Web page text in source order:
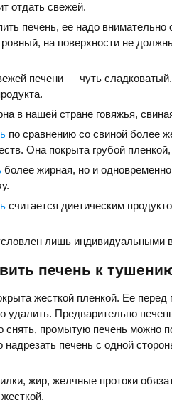
отдать свежей.
печень, ее надо
на поверхности не
печени — чуть
в нашей стране говяжья,
по сравнению со свиной более
Она покрыта грубой пленкой,
более жирная, но и
считается диетическим
лишь индивидуальными
печень к
жесткой пленкой. Ее
удалить. Предварительно
снять, промытую печень можно
печень с одной
жир, желчные протоки